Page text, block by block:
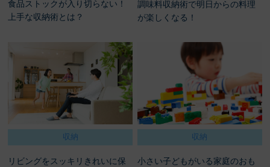
食品ストックが入り切らない！
上手な収納術とは？
調味料収納術で明日からの料理
が楽しくなる！
収納
リビングをスッキリきれいに保
収納
小さい子どもがいる家庭のおも